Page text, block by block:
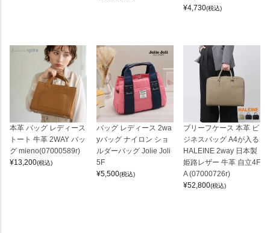
¥4,730(税込)
本革 バッグ レディース
トート 牛革 2WAY バッ
グ mieno(07000589r)
¥13,200(税込)
バッグ レディース 2wa
yバッグ ナイロン ショ
ルダーバッグ Jolie Joli
5F
¥5,500(税込)
ブリーフケース 本革 ビ
ジネスバッグ A4が入る
HALEINE 2way 日本製
姫路レザー 牛革 自立4F
A (07000726r)
¥52,800(税込)